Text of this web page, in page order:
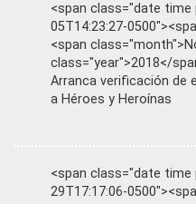
<span class="date time
05T14:23:27-
<span
class="year">2018</
Arranca verificación de
a Héroes y Heroínas
<span class="date time
29T17:17:06-